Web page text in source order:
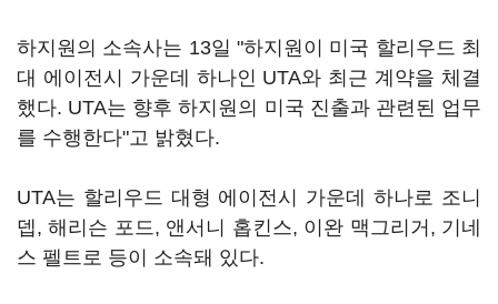
하지원의 소속사는 13일 "하지원이 미국 할리우드 최
대 에이전시 가운데 하나인 UTA와 최근 계약을 체결
했다. UTA는 향후 하지원의 미국 진출과 관련된 업무
를 수행한다"고 밝혔다.
UTA는 할리우드 대형 에이전시 가운데 하나로 조니
뎁, 해리슨 포드, 앤서니 홉킨스, 이완 맥그리거, 기네
스 펠트로 등이 소속돼 있다.